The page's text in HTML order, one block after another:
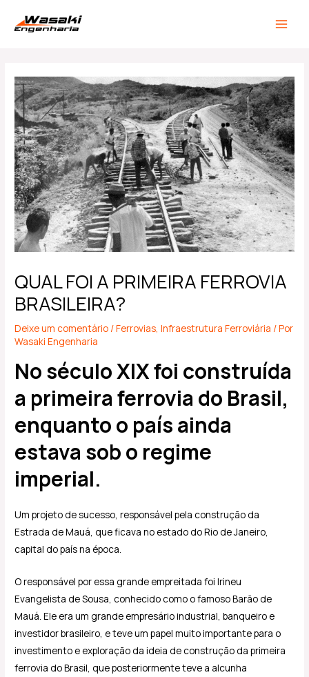
para
QUAL FOI A PRIMEIRA FERROVIA
BRASILEIRA?
Deixe um comentário /Ferrovias,Infraestrutura Ferroviária / Por
Wasaki Engenharia
No século XIX foi construída
a primeira ferrovia do Brasil,
enquanto o país ainda
estava sob o regime
imperial.
Um projeto de sucesso, responsável pela construção da
Estrada de Mauá, que ficava no estado do Rio de Janeiro,
capital do país na época.
O responsável por essa grande empreitada foi Irineu
Evangelista de Sousa, conhecido como o famoso Barão de
Mauá. Ele era um grande empresário industrial, banqueiro e
investidor brasileiro, e teve um papel muito importante para o
investimento e exploração da ideia de construção da primeira
ferrovia do Brasil, que posteriormente teve a alcunha
navigation